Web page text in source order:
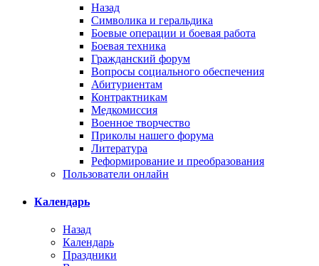
Назад
Символика и геральдика
Боевые операции и боевая работа
Боевая техника
Гражданский форум
Вопросы социального обеспечения
Абитуриентам
Контрактникам
Медкомиссия
Военное творчество
Приколы нашего форума
Литература
Реформирование и преобразования
Пользователи онлайн
Календарь
Назад
Календарь
Праздники